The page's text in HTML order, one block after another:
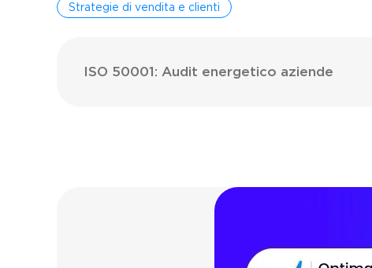
Strategie di vendita e clienti
ISO 50001: Audit energetico aziende